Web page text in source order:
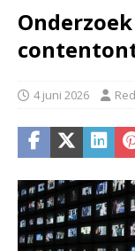
4 juni 2026